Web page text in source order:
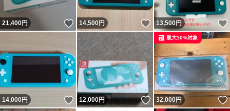
21,400円 いいね！
14,500円 いいね！
13,500円
14,000円 いいね！
12,000円 いいね！
32,000円
最大10%対象